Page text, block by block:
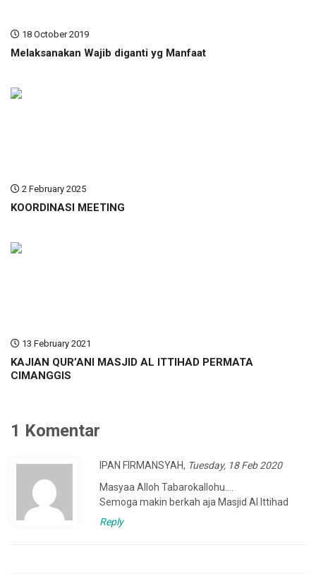
18 October 2019
Melaksanakan Wajib diganti yg Manfaat
2 February 2025
KOORDINASI MEETING
13 February 2021
KAJIAN QUR’ANI MASJID AL ITTIHAD PERMATA
CIMANGGIS
1 Komentar
IPAN FIRMANSYAH, Tuesday, 18 Feb 2020
Masyaa Alloh Tabarokallohu….
Semoga makin berkah aja Masjid Al Ittihad
Reply